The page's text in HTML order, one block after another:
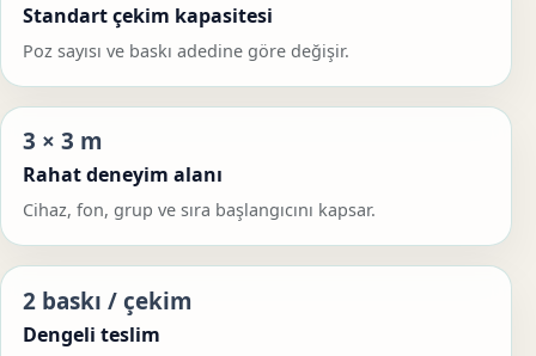
Standart çekim kapasitesi
Poz sayısı ve baskı adedine göre değişir.
3 × 3 m
Rahat deneyim alanı
Cihaz, fon, grup ve sıra başlangıcını kapsar.
2 baskı / çekim
Dengeli teslim